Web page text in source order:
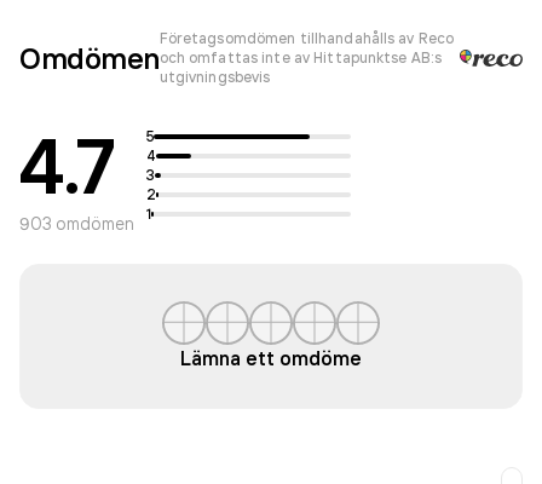
Omdömen
Företagsomdömen tillhandahålls av Reco
och omfattas inte av Hittapunktse AB:s
utgivningsbevis
4.7
903 omdömen
5
4
3
2
1
Lämna ett omdöme